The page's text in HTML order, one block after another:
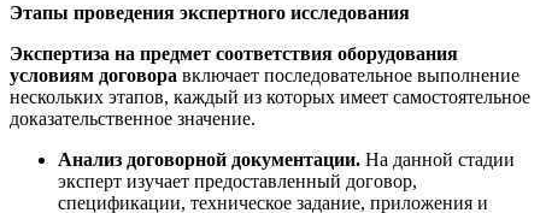
Этапы проведения экспертного исследования
Экспертиза на предмет соответствия оборудования
условиям договора включает последовательное выполнение
нескольких этапов, каждый из которых имеет самостоятельное
доказательственное значение.
Анализ договорной документации. На данной стадии
эксперт изучает предоставленный договор,
спецификации, техническое задание, приложения и